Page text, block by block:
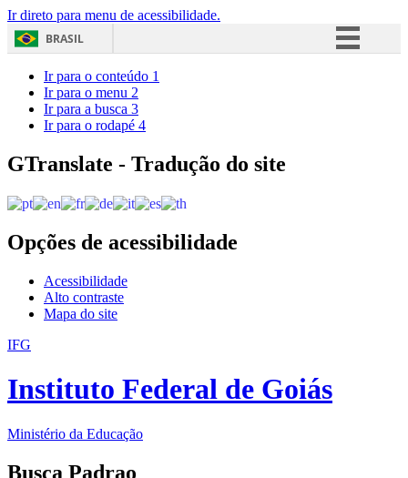
Ir direto para menu de acessibilidade.
BRASIL
Acesso à informação
Ir para o conteúdo 1
Ir para o menu 2
Ir para a busca 3
Ir para o rodapé 4
GTranslate - Tradução do site
Opções de acessibilidade
Acessibilidade
Alto contraste
Mapa do site
IFG
Instituto Federal de Goiás
Ministério da Educação
Busca Padrao